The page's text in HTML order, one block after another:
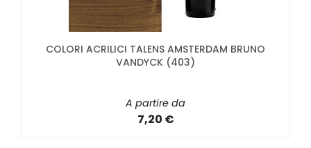
COLORI ACRILICI TALENS AMSTERDAM BRUNO
VANDYCK (403)
A partire da
7,20 €